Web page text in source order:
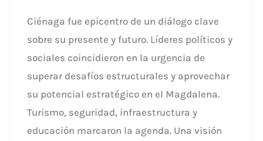
Ciénaga fue epicentro de un diálogo clave
sobre su presente y futuro. Líderes políticos y
sociales coincidieron en la urgencia de
superar desafíos estructurales y aprovechar
su potencial estratégico en el Magdalena.
Turismo, seguridad, infraestructura y
educación marcaron la agenda. Una visión